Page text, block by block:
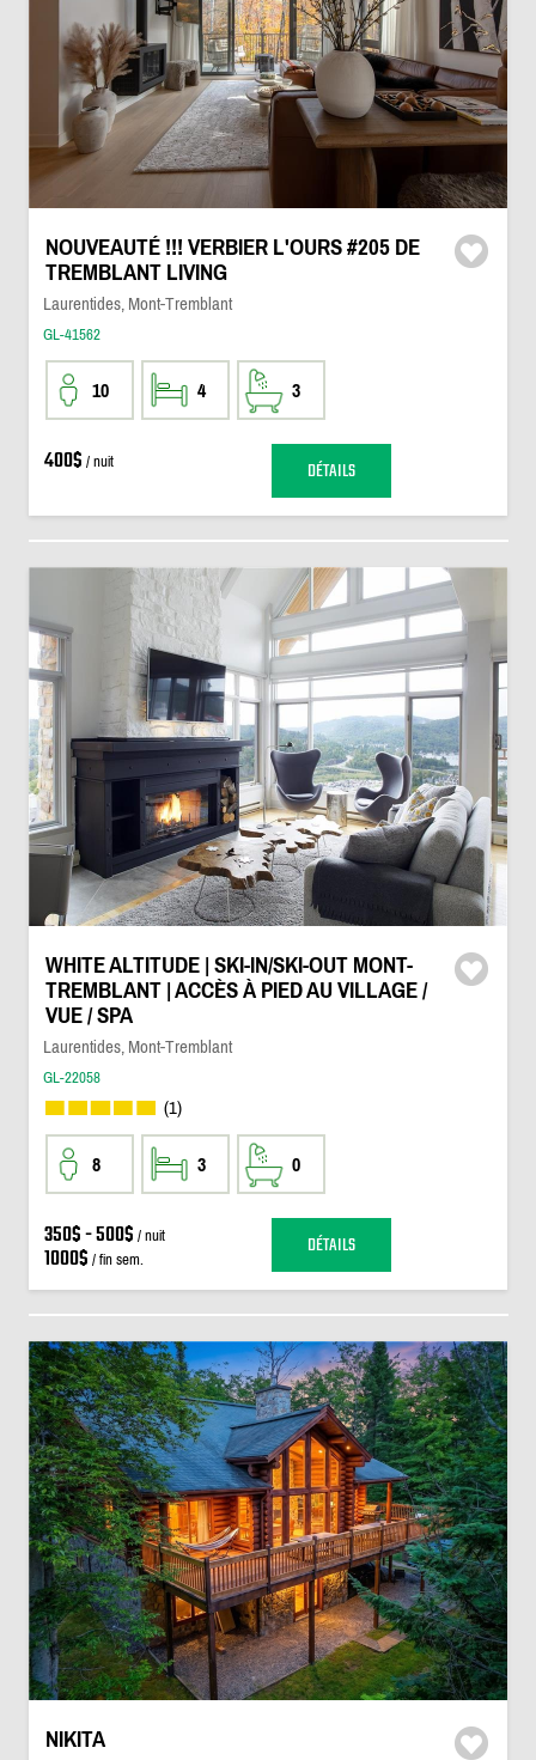
NOUVEAUTÉ !!! VERBIER L'OURS #205 DE
TREMBLANT LIVING
Laurentides, Mont-Tremblant
GL-41562
10 4 3
400$ / nuit DÉTAILS
WHITE ALTITUDE | SKI-IN/SKI-OUT MONT-
TREMBLANT | ACCÈS À PIED AU VILLAGE /
VUE / SPA
Laurentides, Mont-Tremblant
GL-22058
(1)
8 3 0
350$ - 500$ / nuit
1000$ / fin sem. DÉTAILS
NIKITA